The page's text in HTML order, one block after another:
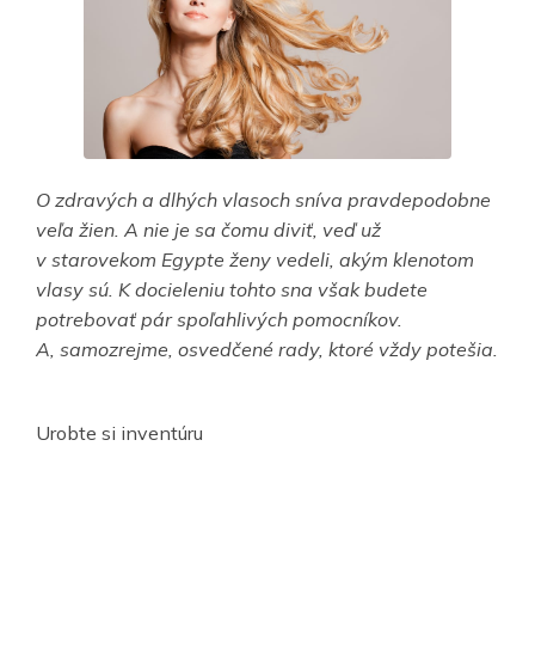
O zdravých a dlhých vlasoch sníva pravdepodobne
veľa žien. A nie je sa čomu diviť, veď už
v starovekom Egypte ženy vedeli, akým klenotom
vlasy sú. K docieleniu tohto sna však budete
potrebovať pár spoľahlivých pomocníkov.
A, samozrejme, osvedčené rady, ktoré vždy potešia.
Urobte si inventúru